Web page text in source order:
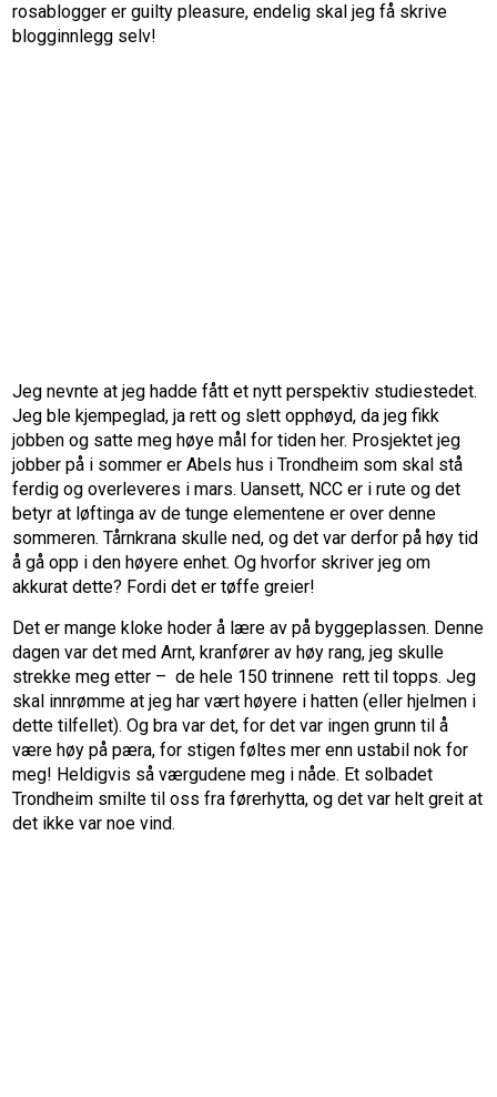
rosablogger er guilty pleasure, endelig skal jeg få skrive
blogginnlegg selv!
Jeg nevnte at jeg hadde fått et nytt perspektiv studiestedet.
Jeg ble kjempeglad, ja rett og slett opphøyd, da jeg fikk
jobben og satte meg høye mål for tiden her. Prosjektet jeg
jobber på i sommer er Abels hus i Trondheim som skal stå
ferdig og overleveres i mars. Uansett, NCC er i rute og det
betyr at løftinga av de tunge elementene er over denne
sommeren. Tårnkrana skulle ned, og det var derfor på høy tid
å gå opp i den høyere enhet. Og hvorfor skriver jeg om
akkurat dette? Fordi det er tøffe greier!
Det er mange kloke hoder å lære av på byggeplassen. Denne
dagen var det med Arnt, kranfører av høy rang, jeg skulle
strekke meg etter – de hele 150 trinnene rett til topps. Jeg
skal innrømme at jeg har vært høyere i hatten (eller hjelmen i
dette tilfellet). Og bra var det, for det var ingen grunn til å
være høy på pæra, for stigen føltes mer enn ustabil nok for
meg! Heldigvis så værgudene meg i nåde. Et solbadet
Trondheim smilte til oss fra førerhytta, og det var helt greit at
det ikke var noe vind.